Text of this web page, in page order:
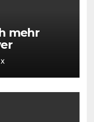
mehr